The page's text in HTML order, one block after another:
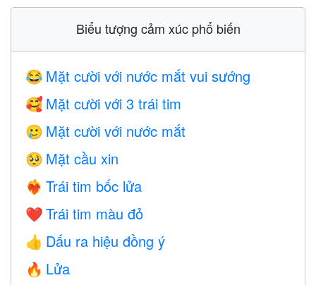
Biểu tượng cảm xúc phổ biến
😂 Mặt cười với nước mắt vui sướng
🥰 Mặt cười với 3 trái tim
🥲 Mặt cười với nước mắt
🥺 Mặt cầu xin
❤️‍🔥 Trái tim bốc lửa
❤️ Trái tim màu đỏ
👍 Dấu ra hiệu đồng ý
🔥 Lửa